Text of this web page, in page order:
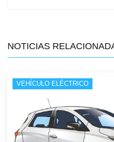
NOTICIAS
VEHÍCULO ELÉCTRICO